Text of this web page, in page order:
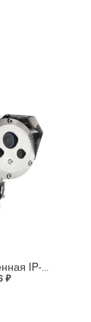
Взрывозащищенная IP-видеокамера Релион Релион-Exd-Н-100-ИК-IP5Мп2.7-13.5Z-PoE-SD-МК-TR
₽